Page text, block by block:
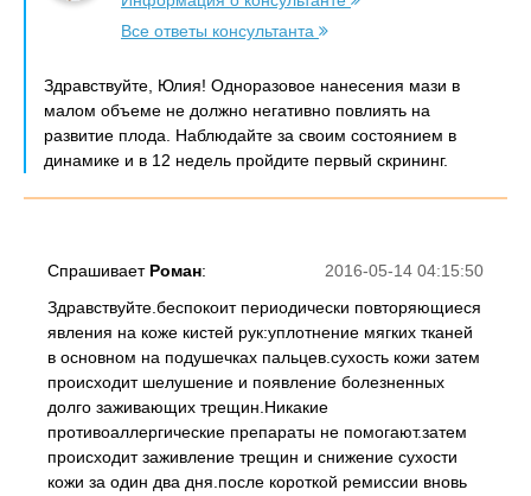
Все ответы консультанта
Здравствуйте, Юлия! Одноразовое нанесения мази в
малом объеме не должно негативно повлиять на
развитие плода. Наблюдайте за своим состоянием в
динамике и в 12 недель пройдите первый скрининг.
2016-05-14 04:15:50
Спрашивает Роман:
Здравствуйте.беспокоит периодически повторяющиеся
явления на коже кистей рук:уплотнение мягких тканей
в основном на подушечках пальцев.сухость кожи затем
происходит шелушение и появление болезненных
долго заживающих трещин.Никакие
противоаллергические препараты не помогают.затем
происходит заживление трещин и снижение сухости
кожи за один два дня.после короткой ремиссии вновь